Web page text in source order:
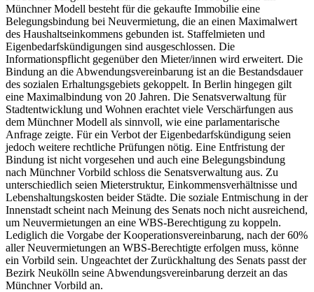
Münchner Modell besteht für die gekaufte Immobilie eine
Belegungsbindung bei Neuvermietung, die an einen Maximalwert
des Haushaltseinkommens gebunden ist. Staffelmieten und
Eigenbedarfskündigungen sind ausgeschlossen. Die
Informationspflicht gegenüber den Mieter/innen wird erweitert. Die
Bindung an die Abwendungsvereinbarung ist an die Bestandsdauer
des sozialen Erhaltungsgebiets gekoppelt. In Berlin hingegen gilt
eine Maximalbindung von 20 Jahren. Die Senatsverwaltung für
Stadtentwicklung und Wohnen erachtet viele Verschärfungen aus
dem Münchner Modell als sinnvoll, wie eine parlamentarische
Anfrage zeigte. Für ein Verbot der Eigenbedarfskündigung seien
jedoch weitere rechtliche Prüfungen nötig. Eine Entfristung der
Bindung ist nicht vorgesehen und auch eine Belegungsbindung
nach Münchner Vorbild schloss die Senatsverwaltung aus. Zu
unterschiedlich seien Mieterstruktur, Einkommensverhältnisse und
Lebenshaltungskosten beider Städte. Die soziale Entmischung in der
Innenstadt scheint nach Meinung des Senats noch nicht ausreichend,
um Neuvermietungen an eine WBS-Berechtigung zu koppeln.
Lediglich die Vorgabe der Kooperationsvereinbarung, nach der 60%
aller Neuvermietungen an WBS-Berechtigte erfolgen muss, könne
ein Vorbild sein. Ungeachtet der Zurückhaltung des Senats passt der
Bezirk Neukölln seine Abwendungsvereinbarung derzeit an das
Münchner Vorbild an.